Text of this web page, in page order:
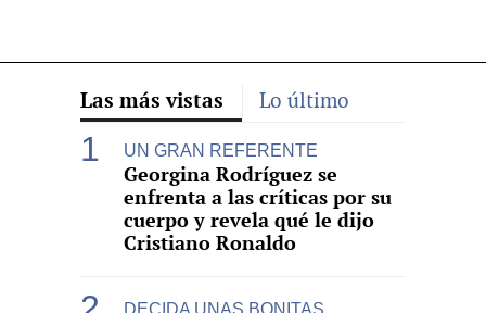
Las más vistas Lo último
UN GRAN REFERENTE
Georgina Rodríguez se
enfrenta a las críticas por su
cuerpo y revela qué le dijo
Cristiano Ronaldo